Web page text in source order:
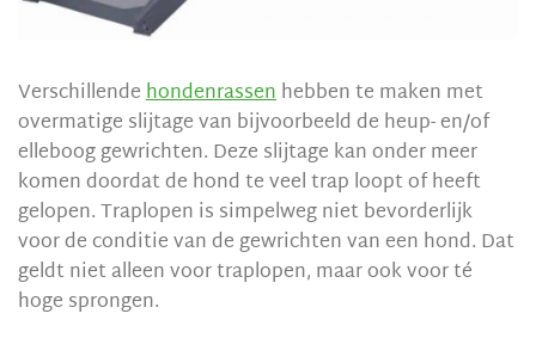
Verschillendehondenrassenhebben te maken met
overmatige slijtage van bijvoorbeeld de heup- en/of
elleboog gewrichten. Deze slijtage kan onder meer
komen doordat de hond te veel trap loopt of heeft
gelopen. Traplopen is simpelweg niet bevorderlijk
voor de conditie van de gewrichten van een hond. Dat
geldt niet alleen voor traplopen, maar ook voor té
hoge sprongen.